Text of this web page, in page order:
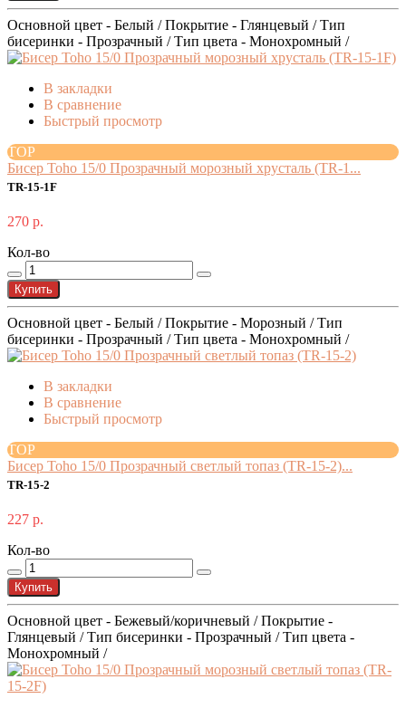
Основной цвет - Белый / Покрытие - Глянцевый / Тип
бисеринки - Прозрачный / Тип цвета - Монохромный /
В закладки
В сравнение
Быстрый просмотр
TOP
Бисер Toho 15/0 Прозрачный морозный хрусталь (TR-1...
TR-15-1F
270 р.
Кол-во
Купить
Основной цвет - Белый / Покрытие - Морозный / Тип
бисеринки - Прозрачный / Тип цвета - Монохромный /
В закладки
В сравнение
Быстрый просмотр
TOP
Бисер Toho 15/0 Прозрачный светлый топаз (TR-15-2)...
TR-15-2
227 р.
Кол-во
Купить
Основной цвет - Бежевый/коричневый / Покрытие -
Глянцевый / Тип бисеринки - Прозрачный / Тип цвета -
Монохромный /